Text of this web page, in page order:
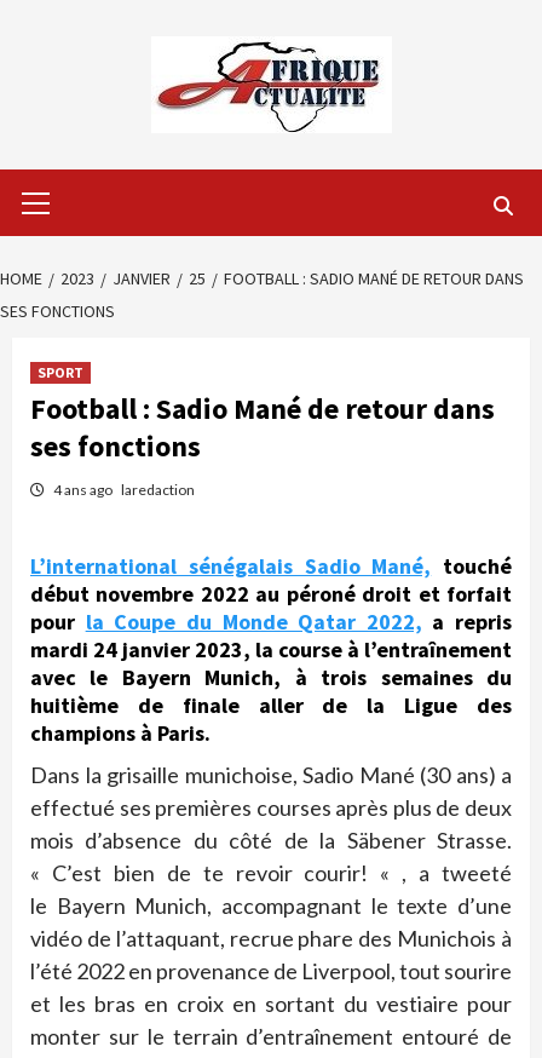
Menu
HOME 2023 JANVIER 25
FOOTBALL : SADIO MANÉ DE RETOUR DANS
SES FONCTIONS
SPORT
Football : Sadio Mané de retour dans
ses fonctions
4 ans ago laredaction
L’international sénégalais Sadio Mané, touché
début novembre 2022 au péroné droit et forfait
pour la Coupe du Monde Qatar 2022, a repris
mardi 24 janvier 2023, la course à l’entraînement
avec le Bayern Munich, à trois semaines du
huitième de finale aller de la Ligue des
champions à Paris.
Dans la grisaille munichoise, Sadio Mané (30 ans) a
effectué ses premières courses après plus de deux
mois d’absence du côté de la Säbener Strasse.
« C’est bien de te revoir courir! « , a tweeté
le Bayern Munich, accompagnant le texte d’une
vidéo de l’attaquant, recrue phare des Munichois à
l’été 2022 en provenance de Liverpool, tout sourire
et les bras en croix en sortant du vestiaire pour
monter sur le terrain d’entraînement entouré de